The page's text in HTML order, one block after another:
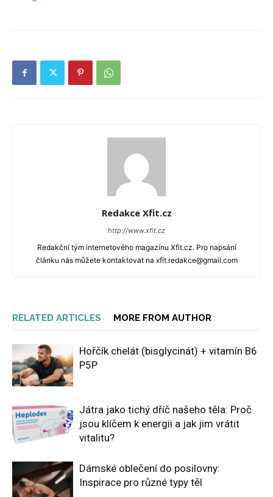
Redakce Xfit.cz
http://www.xfit.cz
Redakční tým internetového magazínu Xfit.cz. Pro napsání
článku nás můžete kontaktovat na xfit.redakce@gmail.com
RELATED ARTICLES MORE FROM AUTHOR
Hořčík chelát (bisglycinát) + vitamín B6
P5P
Játra jako tichý dříč našeho těla: Proč
jsou klíčem k energii a jak jim vrátit
vitalitu?
Dámské oblečení do posilovny:
Inspirace pro různé typy těl